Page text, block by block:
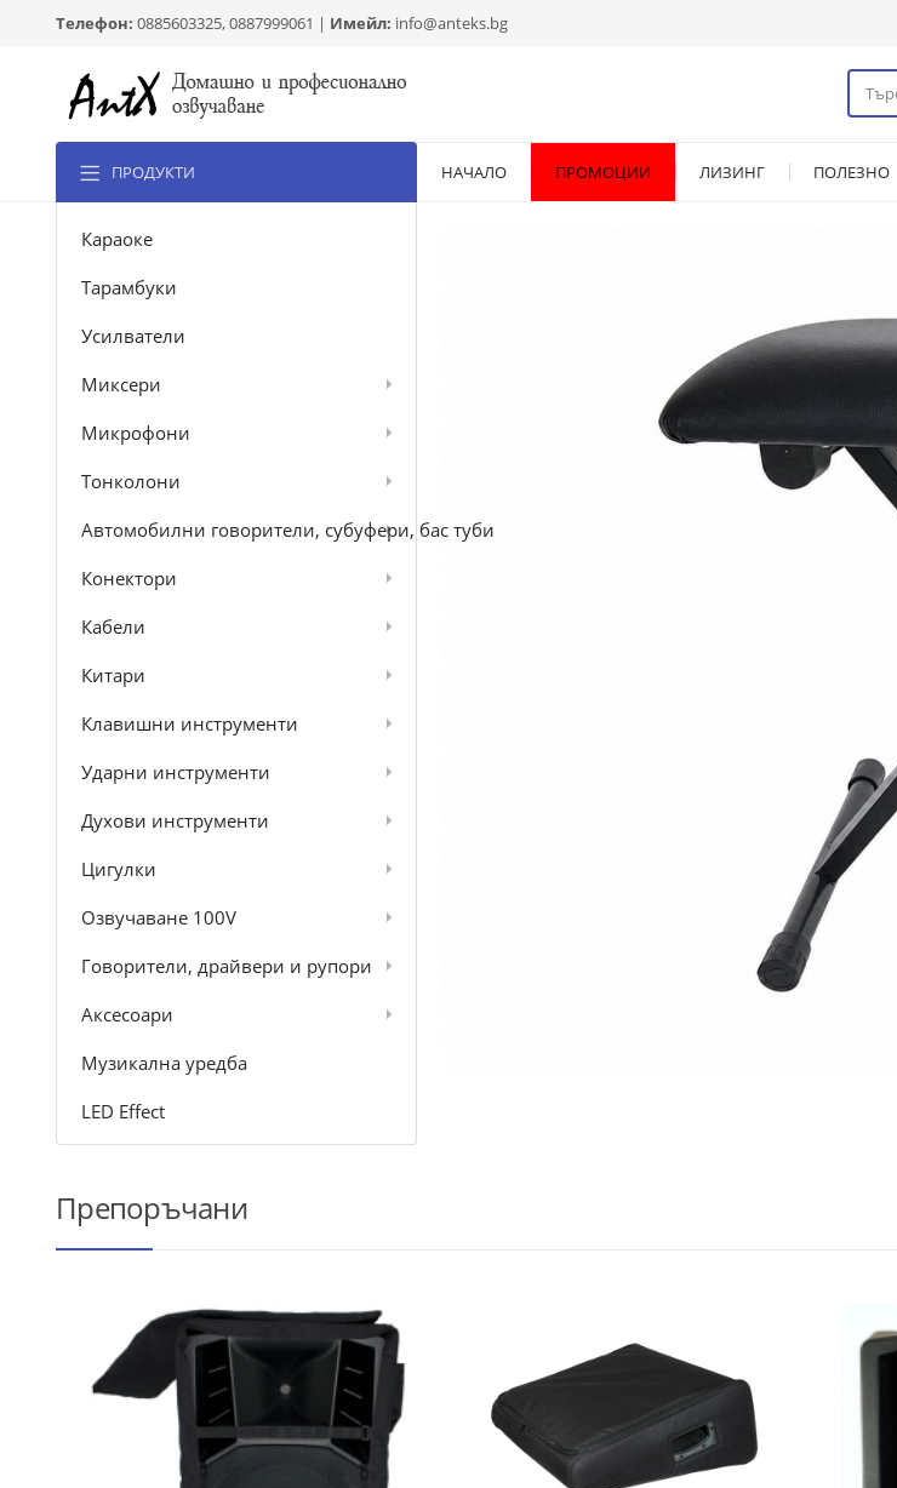
Телефон: 0885603325, 0887999061 | Имейл: info@anteks.bg
ПРОДУКТИ
Караоке
Тарамбуки
Усилватели
Миксери
Микрофони
Тонколони
Автомобилни говорители, субуфери, бас туби
Конектори
Кабели
Китари
Клавишни инструменти
Ударни инструменти
Духови инструменти
Цигулки
Озвучаване 100V
Говорители, драйвери и рупори
Аксесоари
Музикална уредба
LED Effect
НАЧАЛО ПРОМОЦИИ ЛИЗИНГ ПОЛЕЗНО
Препоръчани